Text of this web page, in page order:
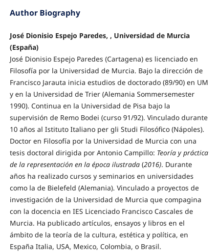
Author Biography
José Dionisio Espejo Paredes, , Universidad de Murcia
(España)
José Dionisio Espejo Paredes (Cartagena) es licenciado en
Filosofía por la Universidad de Murcia. Bajo la dirección de
Francisco Jarauta inicia estudios de doctorado (89/90) en UM
y en la Universidad de Trier (Alemania Sommersemester
1990). Continua en la Universidad de Pisa bajo la
supervisión de Remo Bodei (curso 91/92). Vinculado durante
10 años al Istituto Italiano per gli Studi Filosófico (Nápoles).
Doctor en Filosofía por la Universidad de Murcia con una
tesis doctoral dirigida por Antonio Campillo: Teoría y práctica
de la representación en la época ilustrada (2016). Durante
años ha realizado cursos y seminarios en universidades
como la de Bielefeld (Alemania). Vinculado a proyectos de
investigación de la Universidad de Murcia que compagina
con la docencia en IES Licenciado Francisco Cascales de
Murcia. Ha publicado artículos, ensayos y libros en el
ámbito de la teoría de la cultura, estética y política, en
España Italia, USA, Mexico, Colombia, o Brasil.